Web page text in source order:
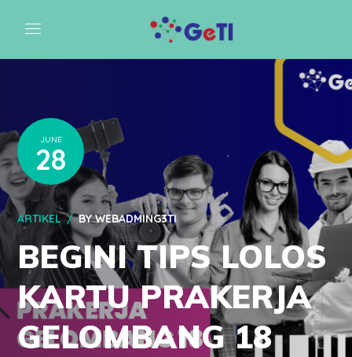
JUNE
28
ARTIKEL BYWEBADMING3TI
BEGINI TIPS LOLOS
KARTU PRAKERJA
GELOMBANG 18